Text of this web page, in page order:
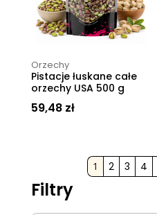
Filtry
Orzechy
Pistacje łuskane całe
orzechy USA 500 g
59,48 zł
1 2 3 4